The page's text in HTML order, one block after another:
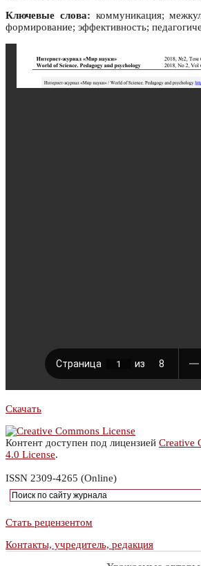
Ключевые слова: коммуникация;
формирование; эффективность;
Скачать
Контент доступен под лицензией Creative
4.0 License.
ISSN 2309-4265 (Online)
Стать рецензентом
Контакты, учредитель, редакция